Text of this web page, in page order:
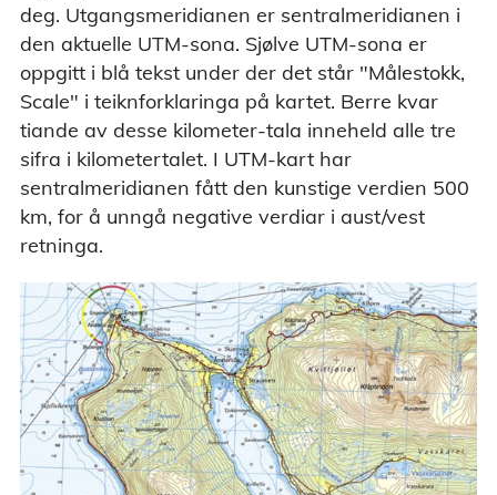
deg. Utgangsmeridianen er sentralmeridianen i
den aktuelle UTM-sona. Sjølve UTM-sona er
oppgitt i blå tekst under der det står "Målestokk,
Scale" i teiknforklaringa på kartet. Berre kvar
tiande av desse kilometer-tala inneheld alle tre
sifra i kilometertalet. I UTM-kart har
sentralmeridianen fått den kunstige verdien 500
km, for å unngå negative verdiar i aust/vest
retninga.